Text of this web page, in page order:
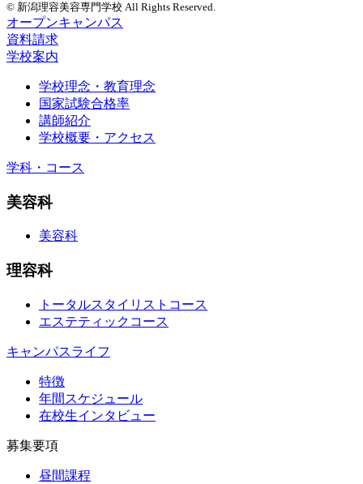
© 新潟理容美容専門学校 All Rights Reserved.
オープンキャンパス
資料請求
学校案内
学校理念・教育理念
国家試験合格率
講師紹介
学校概要・アクセス
学科・コース
美容科
美容科
理容科
トータルスタイリストコース
エステティックコース
キャンパスライフ
特徴
年間スケジュール
在校生インタビュー
募集要項
昼間課程